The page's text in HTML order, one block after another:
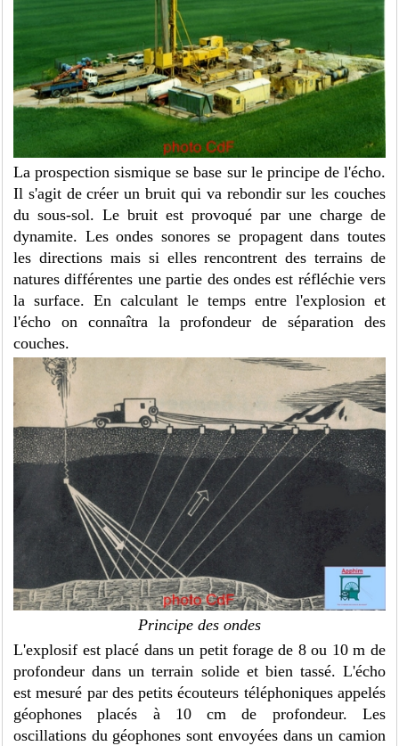
La prospection sismique se base sur le principe de l'écho.
Il s'agit de créer un bruit qui va rebondir sur les couches
du sous-sol. Le bruit est provoqué par une charge de
dynamite. Les ondes sonores se propagent dans toutes
les directions mais si elles rencontrent des terrains de
natures différentes une partie des ondes est réfléchie vers
la surface. En calculant le temps entre l'explosion et
l'écho on connaîtra la profondeur de séparation des
couches.
Principe des ondes
L'explosif est placé dans un petit forage de 8 ou 10 m de
profondeur dans un terrain solide et bien tassé. L'écho
est mesuré par des petits écouteurs téléphoniques appelés
géophones placés à 10 cm de profondeur. Les
oscillations du géophones sont envoyées dans un camion